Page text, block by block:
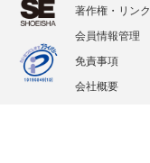
著作権・リンク
会員情報管理
免責事項
会社概要